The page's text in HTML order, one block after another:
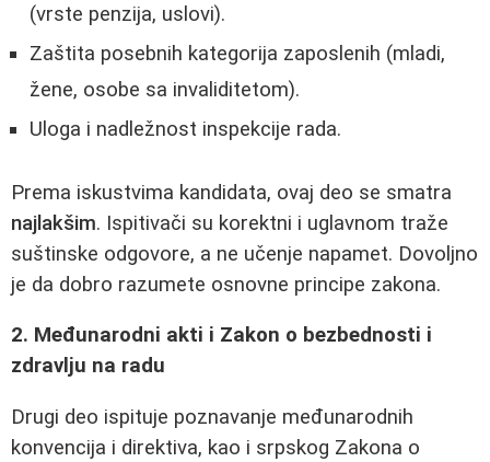
(vrste penzija, uslovi).
Zaštita posebnih kategorija zaposlenih (mladi,
žene, osobe sa invaliditetom).
Uloga i nadležnost inspekcije rada.
Prema iskustvima kandidata, ovaj deo se smatra
najlakšim. Ispitivači su korektni i uglavnom traže
suštinske odgovore, a ne učenje napamet. Dovoljno
je da dobro razumete osnovne principe zakona.
2. Međunarodni akti i Zakon o bezbednosti i
zdravlju na radu
Drugi deo ispituje poznavanje međunarodnih
konvencija i direktiva, kao i srpskog Zakona o